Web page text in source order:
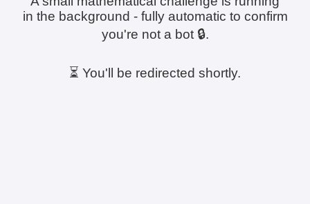
in the background - fully automatic to confirm
you're not a bot 🔒.
⏳ You'll be redirected shortly.